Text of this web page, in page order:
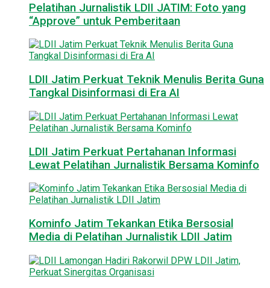
Pelatihan Jurnalistik LDII JATIM: Foto yang
“Approve” untuk Pemberitaan
LDII Jatim Perkuat Teknik Menulis Berita Guna
Tangkal Disinformasi di Era AI
LDII Jatim Perkuat Pertahanan Informasi
Lewat Pelatihan Jurnalistik Bersama Kominfo
Kominfo Jatim Tekankan Etika Bersosial
Media di Pelatihan Jurnalistik LDII Jatim